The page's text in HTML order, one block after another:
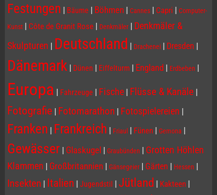
Festungen | Bäume | Böhmen | Cannes | Capri | Computer-
Kunst | Côte de Granit Rose | Denkmäler | Denkmäler &
Skulpturen | Deutschland | Drachenei | Dresden |
Dänemark | Dünen | Eiffelturm | England | Erdbeben |
Europa | Fahrzeuge | Fische | Flüsse & Kanäle |
Fotografie | Fotomarathon | Fotospielereien |
Franken | Frankreich | Friaul | Fünen | Gemona |
Gewässer | Glaskugel | Graubünden | Grotten Höhlen
Klammen | Großbritannien | Gänsegeier | Gärten | Hessen |
Insekten | Italien | Jugendstil | Jütland | Kakteen |